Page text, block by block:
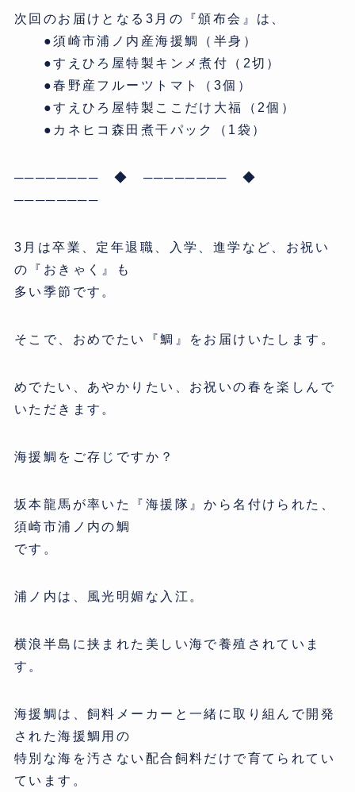
次回のお届けとなる3月の『頒布会』は、
●須崎市浦ノ内産海援鯛（半身）
●すえひろ屋特製キンメ煮付（2切）
●春野産フルーツトマト（3個）
●すえひろ屋特製ここだけ大福（2個）
●カネヒコ森田煮干パック（1袋）
──────── ◆ ──────── ◆
────────
3月は卒業、定年退職、入学、進学など、お祝い
の『おきゃく』も
多い季節です。
そこで、おめでたい『鯛』をお届けいたします。
めでたい、あやかりたい、お祝いの春を楽しんで
いただきます。
海援鯛をご存じですか？
坂本龍馬が率いた『海援隊』から名付けられた、
須崎市浦ノ内の鯛
です。
浦ノ内は、風光明媚な入江。
横浪半島に挟まれた美しい海で養殖されていま
す。
海援鯛は、飼料メーカーと一緒に取り組んで開発
された海援鯛用の
特別な海を汚さない配合飼料だけで育てられてい
ています。